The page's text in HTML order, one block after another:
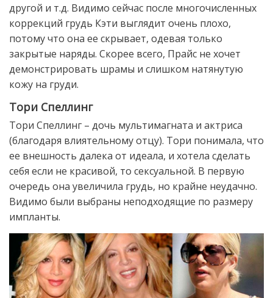
другой и т.д. Видимо сейчас после многочисленных
коррекций грудь Кэти выглядит очень плохо,
потому что она ее скрывает, одевая только
закрытые наряды. Скорее всего, Прайс не хочет
демонстрировать шрамы и слишком натянутую
кожу на груди.
Тори Спеллинг
Тори Спеллинг – дочь мультимагната и актриса
(благодаря влиятельному отцу). Тори понимала, что
ее внешность далека от идеала, и хотела сделать
себя если не красивой, то сексуальной. В первую
очередь она увеличила грудь, но крайне неудачно.
Видимо были выбраны неподходящие по размеру
импланты.